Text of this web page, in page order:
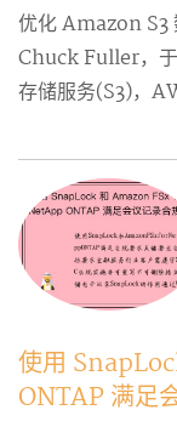
优化 Amazon S3
Chuck Fuller，
存储服务(S3)，
使用
ONTAP 满足